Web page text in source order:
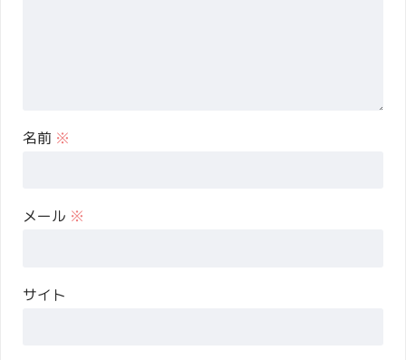
名前 ※
メール ※
サイト